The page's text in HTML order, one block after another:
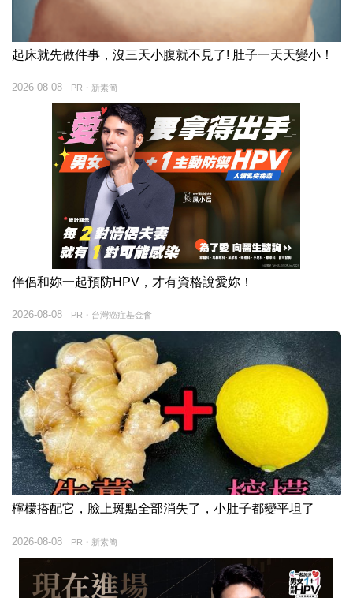
起床就先做件事，沒三天小腹就不見了! 肚子一天天變小！
PR・新素簡
2026-08-08
伴侶和妳一起預防HPV，才有資格說愛妳！
PR・台灣癌症基金會
2026-08-08
檸檬搭配它，臉上斑點全部消失了，小肚子都變平坦了
PR・新素簡
2026-08-08